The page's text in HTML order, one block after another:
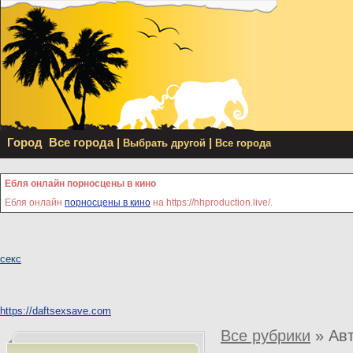
Город Все города | Выбрать другой | Все города
Ебля онлайн порносцены в кино
Ебля онлайн порносцены в кино на https://hhproduction.live/.
секс
https://daftsexsave.com
Все рубрики »